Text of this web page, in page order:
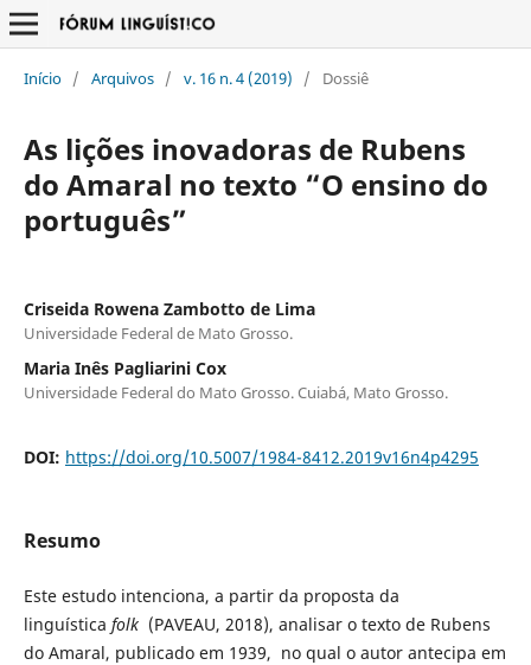
Início / Arquivos / v. 16 n. 4 (2019) / Dossiê
As lições inovadoras de Rubens
do Amaral no texto “O ensino do
português”
Criseida Rowena Zambotto de Lima
Universidade Federal de Mato Grosso.
Maria Inês Pagliarini Cox
Universidade Federal do Mato Grosso. Cuiabá, Mato Grosso.
DOI: https://doi.org/10.5007/1984-8412.2019v16n4p4295
Resumo
Este estudo intenciona, a partir da proposta da
linguística folk (PAVEAU, 2018), analisar o texto de Rubens
do Amaral, publicado em 1939, no qual o autor antecipa em